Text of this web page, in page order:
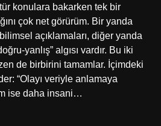
konulara bakarken tek bir
çok net görürüm. Bir yanda
açıklamaları, diğer yanda
yanlış” algısı vardır. Bu iki
de birbirini tamamlar. İçimdeki
“Olayı veriyle anlamaya
ise daha insani…